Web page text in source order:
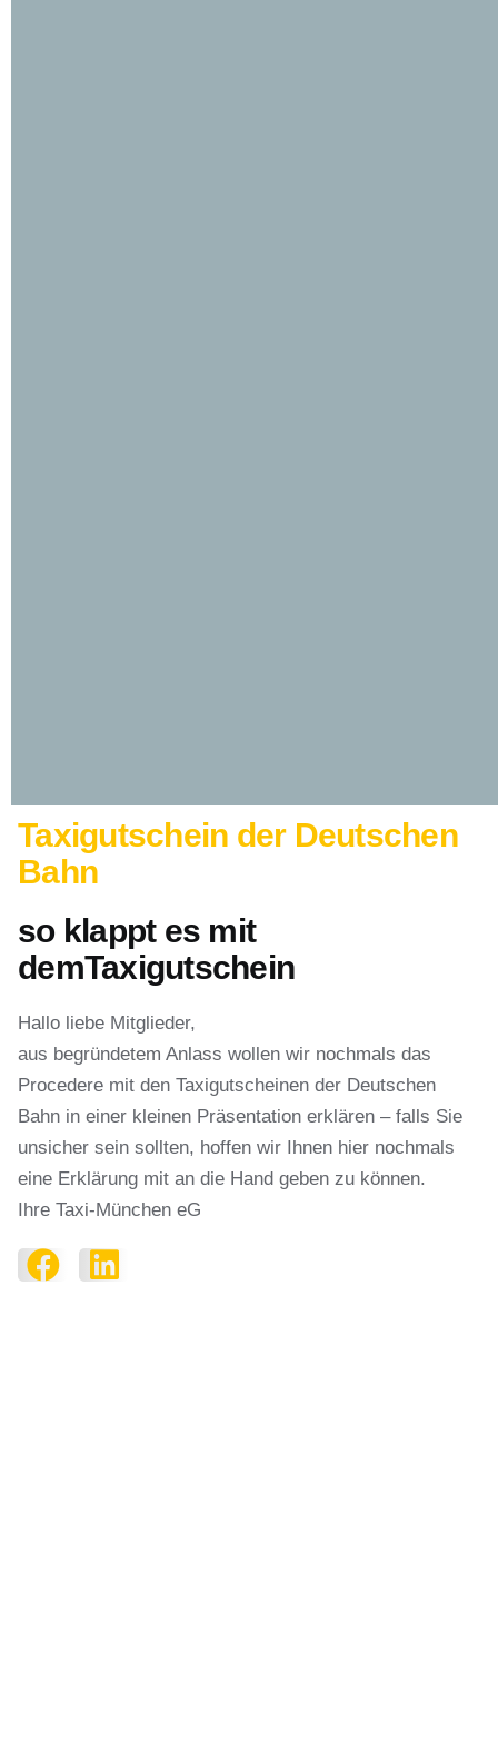
Taxigutschein der Deutschen
Bahn
so klappt es mit
demTaxigutschein
Hallo liebe Mitglieder,
aus begründetem Anlass wollen wir nochmals das
Procedere mit den Taxigutscheinen der Deutschen
Bahn in einer kleinen Präsentation erklären – falls Sie
unsicher sein sollten, hoffen wir Ihnen hier nochmals
eine Erklärung mit an die Hand geben zu können.
Ihre Taxi-München eG